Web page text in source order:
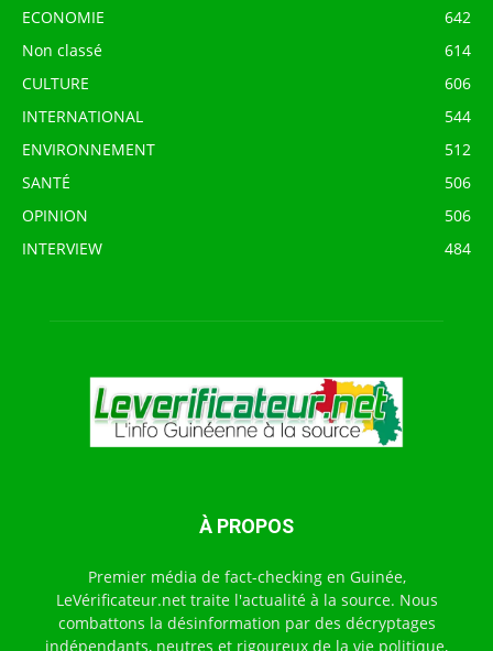
ECONOMIE
642
Non classé
614
CULTURE
606
INTERNATIONAL
544
ENVIRONNEMENT
512
SANTÉ
506
OPINION
506
INTERVIEW
484
À PROPOS
Premier média de fact-checking en Guinée,
LeVérificateur.net traite l'actualité à la source. Nous
combattons la désinformation par des décryptages
indépendants, neutres et rigoureux de la vie politique,